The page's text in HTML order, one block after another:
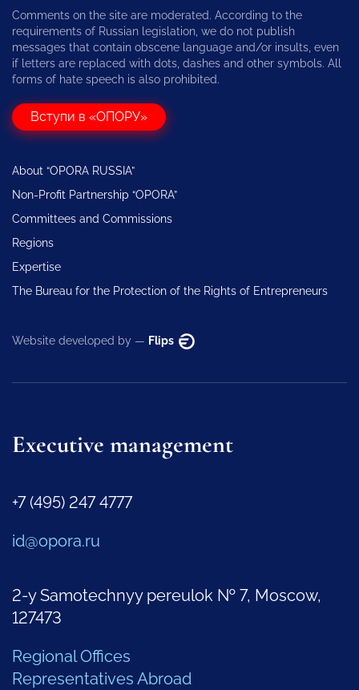
Comments on the site are moderated. According to the
requirements of Russian legislation, we do not publish
messages that contain obscene language and/or insults, even
if letters are replaced with dots, dashes and other symbols. All
forms of hate speech is also prohibited.
Вступи в «ОПОРУ»
About “OPORA RUSSIA”
Non-Profit Partnership “OPORA”
Committees and Commissions
Regions
Expertise
The Bureau for the Protection of the Rights of Entrepreneurs
Website developed by — Flips
Executive management
+7 (495) 247 4777
id@opora.ru
2-y Samotechnyy pereulok № 7, Moscow,
127473
Regional Offices
Representatives Abroad